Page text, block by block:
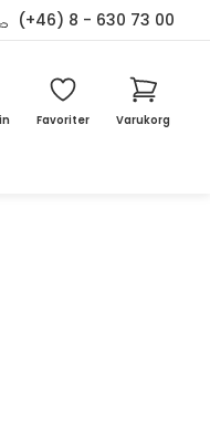
(+46) 8 - 630 73 00
Favoriter Varukorg